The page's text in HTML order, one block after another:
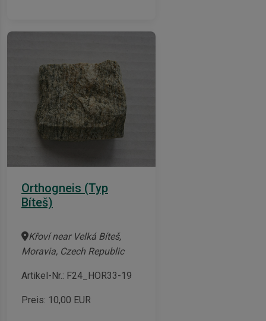
Orthogneis (Typ
Bíteš)
Křoví near Velká Bíteš,
Moravia, Czech Republic
Artikel-Nr.: F24_HOR33-19
Preis: 10,00 EUR